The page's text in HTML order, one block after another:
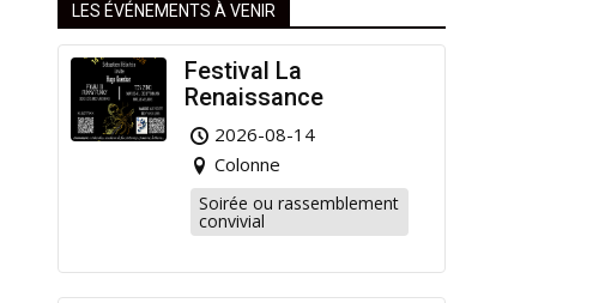
LES ÉVÉNEMENTS À VENIR
Festival La
Renaissance
2026-08-14
Colonne
Soirée ou rassemblement
convivial